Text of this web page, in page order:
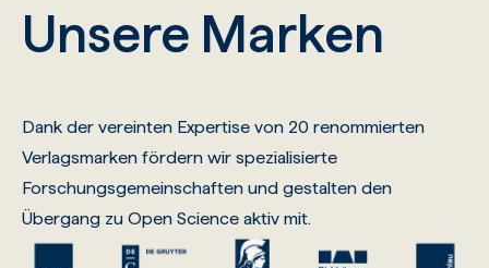
Unsere Marken
Dank der vereinten Expertise von 20 renommierten
Verlagsmarken fördern wir spezialisierte
Forschungsgemeinschaften und gestalten den
Übergang zu Open Science aktiv mit.